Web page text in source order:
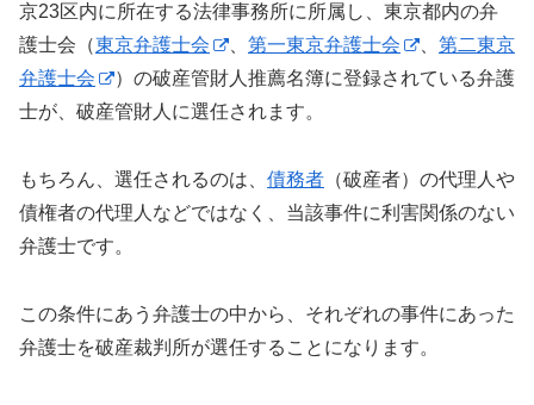
京23区内に所在する法律事務所に所属し、東京都内の弁
護士会（東京弁護士会 第一東京弁護士会
第二東京
弁護士会
）の破産管財人推薦名簿に登録されている弁護
士が、破産管財人に選任されます。
もちろん、選任されるのは、 債務者 （破産者）の代理人や
債権者の代理人などではなく、当該事件に利害関係のない
弁護士です。
この条件にあう弁護士の中から、それぞれの事件にあった
弁護士を破産裁判所が選任することになります。